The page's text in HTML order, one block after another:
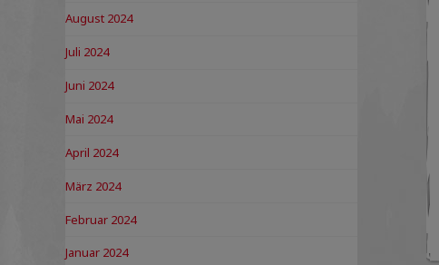
August 2024
Juli 2024
Juni 2024
Mai 2024
April 2024
März 2024
Februar 2024
Januar 2024